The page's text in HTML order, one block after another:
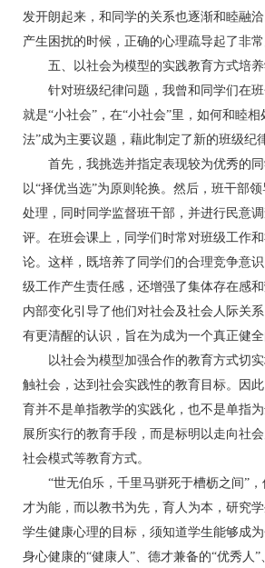
发开朗起来，和同学的关系也逐渐和睦融
产生困扰的时候，正确的心理疏导起了非常
五、以社会为模型的实践教育方式培养
针对班级纪律问题，我曾和同学们在班
就是“小社会”，在“小社会”里，如何和睦
法”成为主要议题，藉此制定了新的班级纪
首先，我挑选并指定表现较为优秀的同
以“择优当选”为原则轮换。然后，班干部
处理，同时同学监督班干部，并进行民意
评。在班会课上，同学们时常对班级工作
论。这样，既培养了同学们的合理竞争意
级工作产生责任感，还增强了集体存在感
内部变化引导了他们对社会及社会人际关
有更清醒的认识，旨在为成为一个真正健全
以社会为模型加强合作的教育方式切实
触社会，达到社会实践性的教育目标。因
育并不是单指教学的实践化，也不是单指
展所实行的教育手段，而是标明以走向社会
社会模式等教育方式。
“世无伯乐，千里马骈死于槽枥之间”，
才为能，而以教书为先，育人为本，研究
学生健康心理的目标，须知道学生能够成为
身心健康的“健康人”、德才兼备的“优秀人